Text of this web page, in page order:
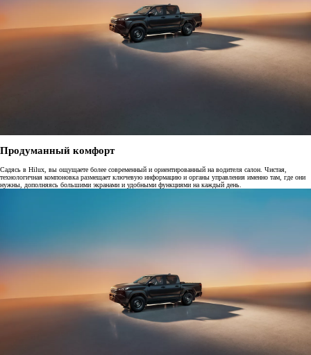
Продуманный комфорт
Садясь в Hilux, вы ощущаете более современный и ориентированный на водителя салон. Чистая,
технологичная компоновка размещает ключевую информацию и органы управления именно там, где они
нужны, дополняясь большими экранами и удобными функциями на каждый день.